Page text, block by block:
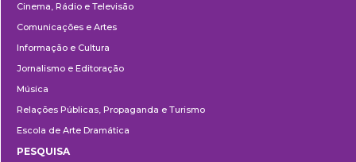
Cinema, Rádio e Televisão
Comunicações e Artes
Informação e Cultura
Jornalismo e Editoração
Música
Relações Públicas, Propaganda e Turismo
Escola de Arte Dramática
PESQUISA